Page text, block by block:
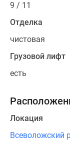
9 / 11
Отделка
чистовая
Грузовой лифт
есть
Локация
Всеволожский